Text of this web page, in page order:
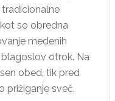
so obredna
medenih
otrok. Na
obed, tik pred
prižiganje sveč.